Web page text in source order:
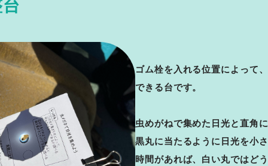
ゴム栓を入れる位置によって
できる台です。
虫めがねで集めた日光と直角
黒丸に当たるように日光を小
時間があれば、白い丸ではど